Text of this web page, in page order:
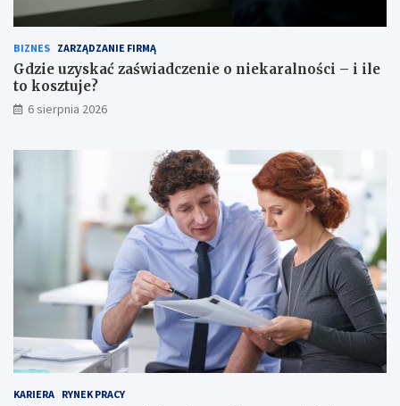
BIZNES ZARZĄDZANIE FIRMĄ
Gdzie uzyskać zaświadczenie o niekaralności – i ile
to kosztuje?
6 sierpnia 2026
KARIERA RYNEK PRACY